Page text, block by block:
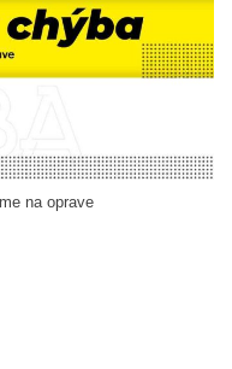
na oprave